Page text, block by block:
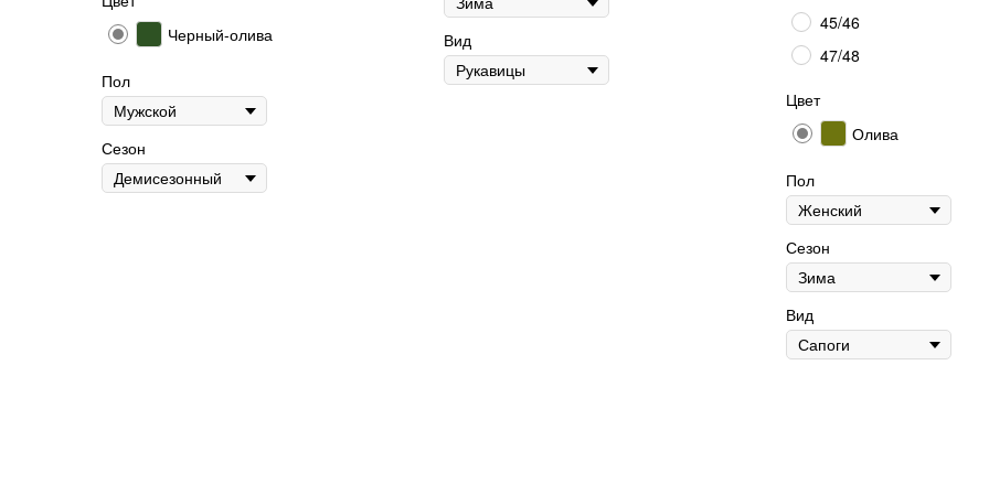
Черный-олива
Пол
Сезон
Вид
45/46
47/48
Цвет
Олива
Пол
Сезон
Вид